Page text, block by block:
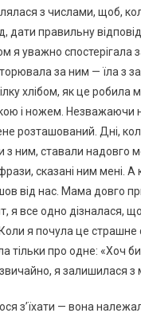
з числами, щоб,
дати правильну
я уважно спостерігала
за ним — їла з
хлібом, як це робила
і ножем. Незважаючи
розташований. Дні,
з ним, ставали надовго
сказані ним мені. А
від нас. Мама довго
я все одно дізналася,
я почула це страшне
тільки про одне: «Хоч
я залишилася з
з’їхати — вона